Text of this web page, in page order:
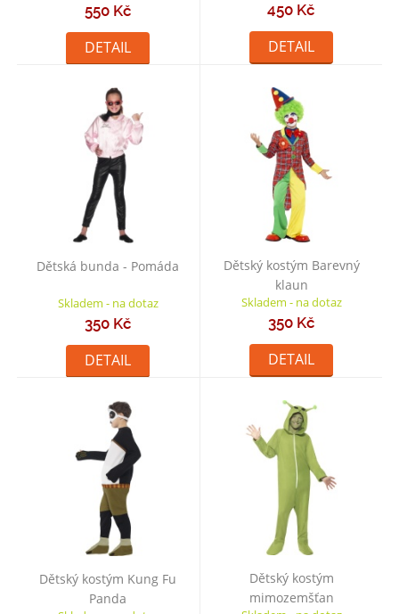
550 Kč
DETAIL
450 Kč
DETAIL
Dětská bunda - Pomáda
Skladem - na dotaz
350 Kč
DETAIL
Dětský kostým Barevný
klaun
Skladem - na dotaz
350 Kč
DETAIL
Dětský kostým Kung Fu
Panda
Dětský kostým
mimozemšťan